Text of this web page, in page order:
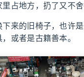
占地方，扔了又不舍
来的旧椅子，也许
或者是古籍善本。